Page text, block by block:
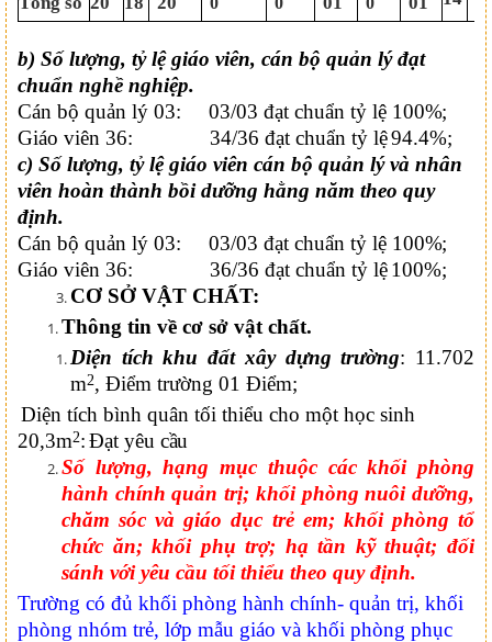
b) Số lượng, tỷ lệ giáo viên, cán bộ quản lý đạt
chuẩn nghề nghiệp.
Cán bộ quản lý 03: 03/03 đạt chuẩn tỷ lệ 100%;
Giáo viên 36: 34/36 đạt chuẩn tỷ lệ94.4%;
c) Số lượng, tỷ lệ giáo viên cán bộ quản lý và nhân
viên hoàn thành bồi dưỡng hằng năm theo quy
định.
Cán bộ quản lý 03: 03/03 đạt chuẩn tỷ lệ 100%;
Giáo viên 36: 36/36 đạt chuẩn tỷ lệ100%;
CƠ SỞ VẬT CHẤT:
Thông tin về cơ sở vật chất.
Diện tích khu đất xây dựng trường: 11.702
m2, Điểm trường 01 Điểm;
Diện tích bình quân tối thiểu cho một học sinh
20,3m2:Đạt yêu cầu
Số lượng, hạng mục thuộc các khối phòng
hành chính quản trị; khối phòng nuôi dưỡng,
chăm sóc và giáo dục trẻ em; khối phòng tổ
chức ăn; khối phụ trợ; hạ tần kỹ thuật; đối
sánh với yêu cầu tối thiểu theo quy định.
Trường có đủ khối phòng hành chính- quản trị, khối
phòng nhóm trẻ, lớp mẫu giáo và khối phòng phục